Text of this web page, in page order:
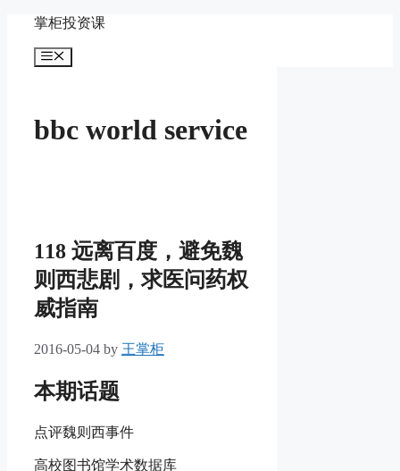
content
掌柜投资课
Menu
bbc world service
118 远离百度，避免魏
则西悲剧，求医问药权
威指南
2016-05-04 by 王掌柜
本期话题
点评魏则西事件
高校图书馆学术数据库